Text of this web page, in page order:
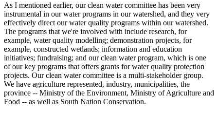
As I mentioned earlier, our clean water committee has been very
instrumental in our water programs in our watershed, and they very
effectively direct our water quality programs within our watershed.
The programs that we're involved with include research, for
example, water quality modelling; demonstration projects, for
example, constructed wetlands; information and education
initiatives; fundraising; and our clean water program, which is one
of our key programs that offers grants for water quality protection
projects. Our clean water committee is a multi-stakeholder group.
We have agriculture represented, industry, municipalities, the
province -- Ministry of the Environment, Ministry of Agriculture and
Food -- as well as South Nation Conservation.